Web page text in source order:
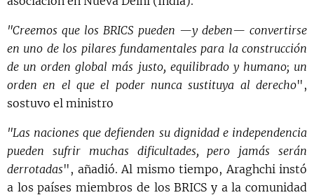
"Creemos que los BRICS pueden —y deben— convertirse
en uno de los pilares fundamentales para la construcción
de un orden global más justo, equilibrado y humano; un
orden en el que el poder nunca sustituya al derecho",
sostuvo el ministro
"Las naciones que defienden su dignidad e independencia
pueden sufrir muchas dificultades, pero jamás serán
derrotadas", añadió. Al mismo tiempo, Araghchi instó
a los países miembros de los BRICS y a la comunidad